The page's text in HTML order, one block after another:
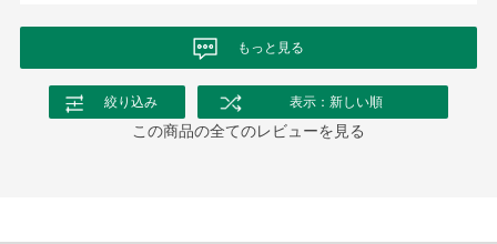
もっと見る
絞り込み 表示：新しい順
この商品の全てのレビューを見る